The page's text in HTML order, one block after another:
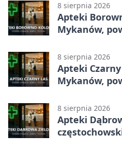
8 sierpnia 2026
Apteki
Mykanów,
8 sierpnia 2026
Apteki
Mykanów,
8 sierpnia 2026
Apteki